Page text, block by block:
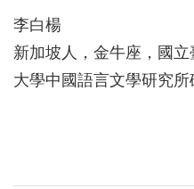
一種多聲體的結構，表
而作者如果沒有自覺，
內涵的散文。換言之，「
間；她欠身入座看電影，
電影和思潮世界。」
李白楊
新加坡人，金牛座，國
大學中國語言文學研究所